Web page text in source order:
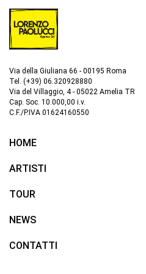
Via della Giuliana 66 - 00195 Roma
Tel. (+39) 06.320928880
Via del Villaggio, 4 - 05022 Amelia TR
Cap. Soc. 10.000,00 i.v.
C.F./P.IVA 01624160550
HOME
ARTISTI
TOUR
NEWS
CONTATTI